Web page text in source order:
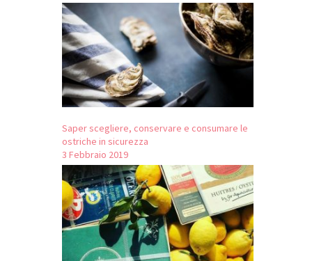
Saper scegliere, conservare e consumare le
ostriche in sicurezza
3 Febbraio 2019